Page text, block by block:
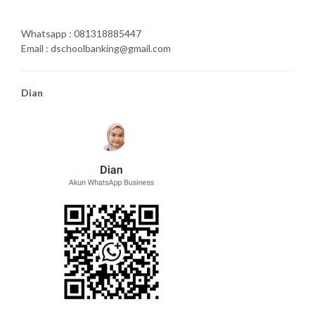
Whatsapp : 081318885447
Email : dschoolbanking@gmail.com
Dian